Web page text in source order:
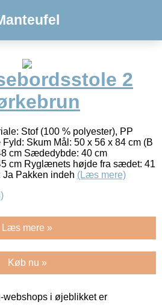
2
Stof (100 % polyester), PP
Skum Mål: 50 x 56 x 84 cm (B
cm Sædedybde: 40 cm
cm Ryglænets højde fra sædet: 41
Pakken indeh (Læs mere)
Læs mere »
Køb nu »
i øjeblikket er